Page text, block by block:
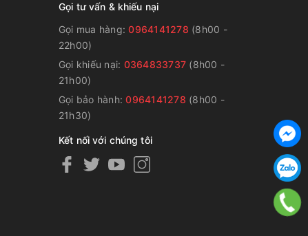
Gọi tư vấn & khiếu nại
Gọi mua hàng:0964141278 (8h00 -
22h00)
Gọi khiếu nại: 0364833737 (8h00 -
21h00)
Gọi bảo hành:0964141278 (8h00 -
21h30)
Kết nối với chúng tôi